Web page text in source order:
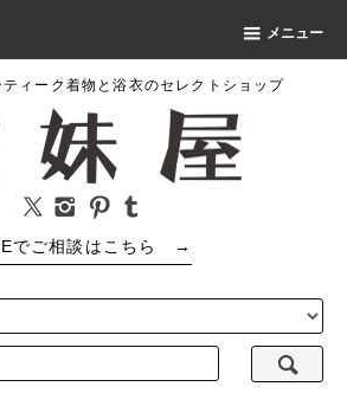
メニュー
ィーク着物と浴衣のセレクトショップ
でご相談はこちら →